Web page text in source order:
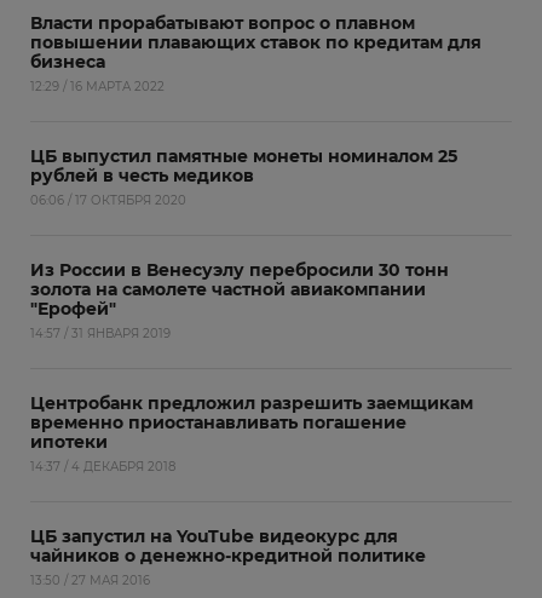
Власти прорабатывают вопрос о плавном
повышении плавающих ставок по кредитам для
бизнеса
12:29 / 16 МАРТА 2022
ЦБ выпустил памятные монеты номиналом 25
рублей в честь медиков
06:06 / 17 ОКТЯБРЯ 2020
Из России в Венесуэлу перебросили 30 тонн
золота на самолете частной авиакомпании
"Ерофей"
14:57 / 31 ЯНВАРЯ 2019
Центробанк предложил разрешить заемщикам
временно приостанавливать погашение
ипотеки
14:37 / 4 ДЕКАБРЯ 2018
ЦБ запустил на YouTube видеокурс для
чайников о денежно-кредитной политике
13:50 / 27 МАЯ 2016